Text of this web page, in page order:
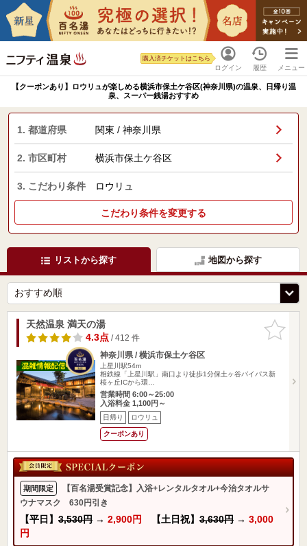
ログイン
購入済チケットはこちら
履歴 メニュー
【クーポンあり】ロウリュが楽しめる横浜市保土ケ谷区(神奈川県)の温泉、日帰り温
泉、スーパー銭湯おすすめ
1. 都道府県 関東 / 神奈川県
2. 市区町村 横浜市保土ケ谷区
3. こだわり条件 ロウリュ
こだわり条件を変更する
リストから探す 地図から探す
お気に入
りに追加
天然温泉 満天の湯
4.3点/ 412 件
神奈川県 / 横浜市保土ケ谷区
上星川駅54m
相鉄線「上星川駅」南口より徒歩1分保土ヶ谷バイパス新
桜ヶ丘ICから環…
営業時間 6:00～25:00
入浴料金 1,100円～
日帰り ロウリュ
クーポンあり
期間限定
【百名湯受賞記念】入浴+レンタルタオル+今治タオルサ
ウナマスク 630円引き
【平日】 3,530円 → 2,900円 【土日祝】 3,630円 → 3,000
円